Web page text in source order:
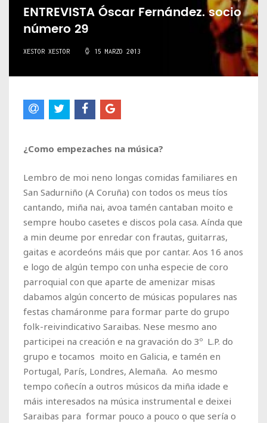
ENTREVISTA Óscar Fernández. socio
número 29
XESTOR XESTOR 15 MARZO 2013
¿Como empezaches na música?
Lembro de moi neno longas comidas familiares en
San Sadurniño (A Coruña) con todos os meus tíos
cantando, miña nai, avoa tamén cantaban moito e
sempre houbo casetes e discos pola casa. Aínda que
a min deume por enredar con frautas, guitarras,
gaitas e acordeóns máis que por cantar. Aos 16 anos
e logo de algún tempo con unha especie de coro
parroquial con que aparte de amenizar misas
dabamos algún concerto de músicas populares nas
festas chamáronme para formar parte do grupo
folk-reivindicativo Saraibas. Nese mesmo ano
participei na creación e na gravación do 3º L.P. do
grupo e tocamos moito en Galicia, e tamén en
Portugal, París, Londres, Alemaña. Ao mesmo
tempo coñecín a outros músicos da miña idade e
máis interesados na música instrumental e deixei
Saraibas para formar pouco a pouco o que sería o